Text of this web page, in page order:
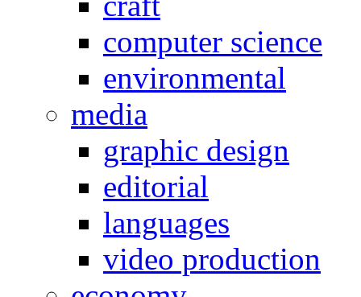
computer science
environmental
media
graphic design
editorial
languages
video production